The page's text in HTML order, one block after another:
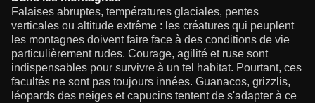
Falaises abruptes, températures glaciales, pentes
verticales ou altitude extrême : les créatures qui peuplent
les montagnes doivent faire face à des conditions de vie
particulièrement rudes. Courage, agilité et ruse sont
indispensables pour survivre à un tel habitat. Pourtant, ces
facultés ne sont pas toujours innées. Guanacos, grizzlis,
léopards des neiges et capucins tentent de s'adapter à ce